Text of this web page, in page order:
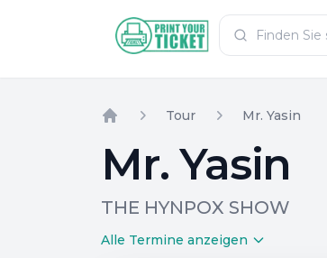
Zum HauptinhaltPrintYourTicket
Tour Mr. Yasin
Mr. Yasin
THE HYNPOX SHOW
Alle Termine anzeigen